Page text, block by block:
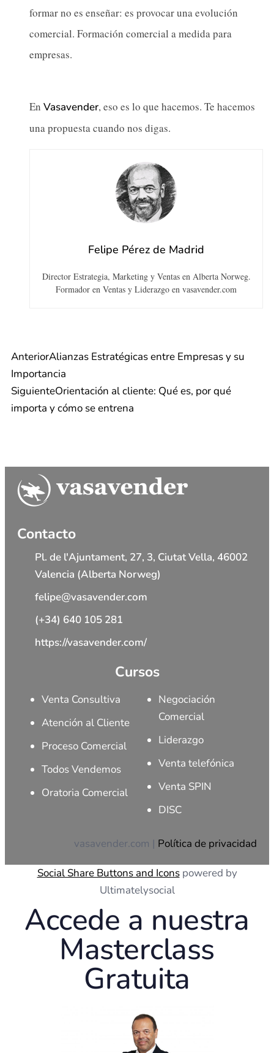
formar no es enseñar: es provocar una evolución
comercial. Formación comercial a medida para
empresas.
En Vasavender, eso es lo que hacemos. Te hacemos
una propuesta cuando nos digas.
Felipe Pérez de Madrid
Director Estrategia, Marketing y Ventas en Alberta Norweg.
Formador en Ventas y Liderazgo en vasavender.com
AnteriorAlianzas Estratégicas entre Empresas y su
Importancia
SiguienteOrientación al cliente: Qué es, por qué
importa y cómo se entrena
Contacto
Pl. de l'Ajuntament, 27, 3, Ciutat Vella, 46002
Valencia (Alberta Norweg)
felipe@vasavender.com
(+34) 640 105 281
https://vasavender.com/
Cursos
Venta Consultiva
Atención al Cliente
Proceso Comercial
Todos Vendemos
Oratoria Comercial
Negociación
Comercial
Liderazgo
Venta telefónica
Venta SPIN
DISC
vasavender.com | Política de privacidad
Social Share Buttons and Iconspowered by
Ultimatelysocial
Accede a nuestra
Masterclass
Gratuita